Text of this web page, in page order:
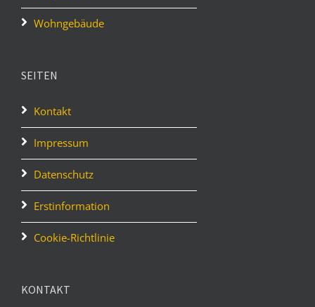
Wohngebäude
SEITEN
Kontakt
Impressum
Datenschutz
Erstinformation
Cookie-Richtlinie
KONTAKT